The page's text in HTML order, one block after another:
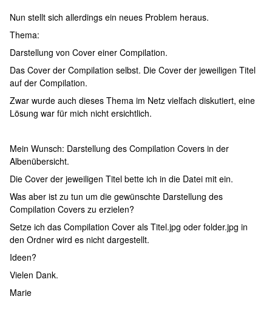
Nun stellt sich allerdings ein neues Problem heraus.
Thema:
Darstellung von Cover einer Compilation.
Das Cover der Compilation selbst. Die Cover der jeweiligen Titel
auf der Compilation.
Zwar wurde auch dieses Thema im Netz vielfach diskutiert, eine
Lösung war für mich nicht ersichtlich.
Mein Wunsch: Darstellung des Compilation Covers in der
Albenübersicht.
Die Cover der jeweiligen Titel bette ich in die Datei mit ein.
Was aber ist zu tun um die gewünschte Darstellung des
Compilation Covers zu erzielen?
Setze ich das Compilation Cover als Titel.jpg oder folder.jpg in
den Ordner wird es nicht dargestellt.
Ideen?
Vielen Dank.
Marie